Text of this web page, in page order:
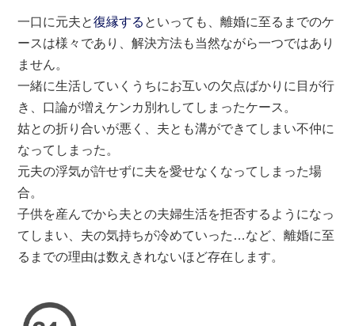
一口に元夫と復縁する といっても、離婚に至るまでのケ
ースは様々であり、解決方法も当然ながら一つではあり
ません。
一緒に生活していくうちにお互いの欠点ばかりに目が行
き、口論が増えケンカ別れしてしまったケース。
姑との折り合いが悪く、夫とも溝ができてしまい不仲に
なってしまった。
元夫の浮気が許せずに夫を愛せなくなってしまった場
合。
子供を産んでから夫との夫婦生活を拒否するようになっ
てしまい、夫の気持ちが冷めていった…など、離婚に至
るまでの理由は数えきれないほど存在します。